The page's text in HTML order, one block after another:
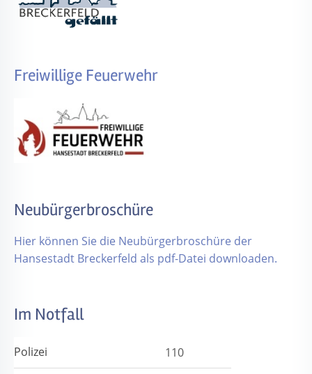
Freiwillige Feuerwehr
Neubürgerbroschüre
Hier können Sie die Neubürgerbroschüre der
Hansestadt Breckerfeld als pdf-Datei downloaden.
Im Notfall
Polizei
110